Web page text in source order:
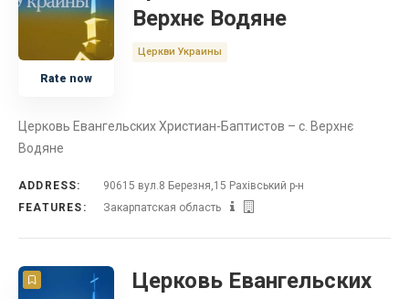
Rate now
Верхнє Водяне
Церкви Украины
Церковь Евангельских Христиан-Баптистов – с. Верхнє
Водяне
ADDRESS:
90615 вул.8 Березня,15 Рахівський р-н
FEATURES:
Закарпатская область
Церковь Евангельских